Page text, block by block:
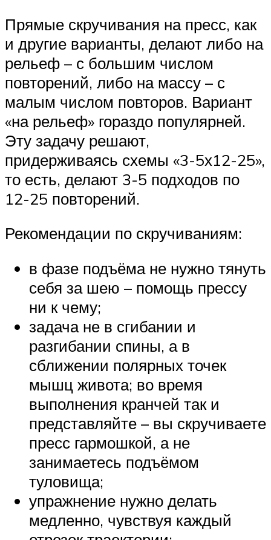
Прямые скручивания на пресс, как
и другие варианты, делают либо на
рельеф – с большим числом
повторений, либо на массу – с
малым числом повторов. Вариант
«на рельеф» гораздо популярней.
Эту задачу решают,
придерживаясь схемы «3-5х12-25»,
то есть, делают 3-5 подходов по
12-25 повторений.
Рекомендации по скручиваниям:
в фазе подъёма не нужно тянуть
себя за шею – помощь прессу
ни к чему;
задача не в сгибании и
разгибании спины, а в
сближении полярных точек
мышц живота; во время
выполнения кранчей так и
представляйте – вы скручиваете
пресс гармошкой, а не
занимаетесь подъёмом
туловища;
упражнение нужно делать
медленно, чувствуя каждый